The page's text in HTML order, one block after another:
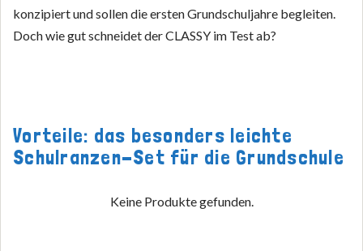
konzipiert und sollen die ersten Grundschuljahre begleiten.
Doch wie gut schneidet der CLASSY im Test ab?
Vorteile: das besonders leichte
Schulranzen-Set für die Grundschule
Keine Produkte gefunden.